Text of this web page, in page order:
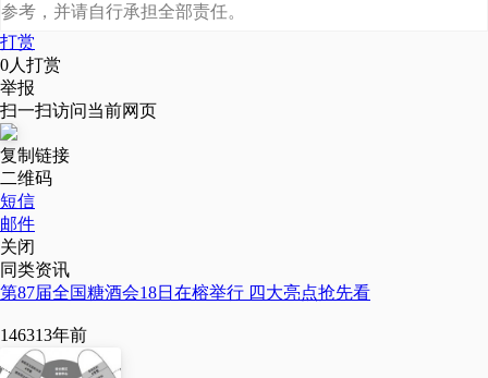
参考，并请自行承担全部责任。
打赏
0人打赏
举报
扫一扫访问当前网页
复制链接
二维码
短信
邮件
关闭
同类资讯
第87届全国糖酒会18日在榕举行 四大亮点抢先看
146313年前